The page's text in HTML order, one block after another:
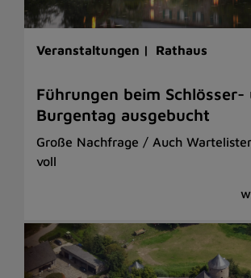
Veranstaltungen | Rathaus
Führungen beim Schlösser-
Burgentag ausgebucht
Große Nachfrage / Auch
voll